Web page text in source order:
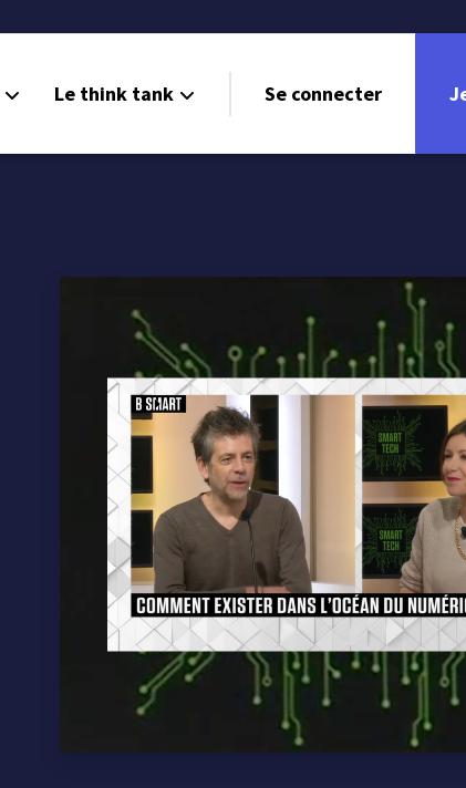
Le think tank Se connecter